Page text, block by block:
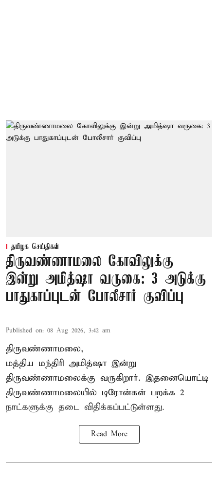
தமிழக செய்திகள்
திருவண்ணாமலை கோவிலுக்கு
இன்று அமித்ஷா வருகை: 3 அடுக்கு
பாதுகாப்புடன் போலீசார் குவிப்பு
Published on: 08 Aug 2026, 3:42 am
திருவண்ணாமலை,
மத்திய மந்திரி அமித்ஷா இன்று
திருவண்ணாமலைக்கு வருகிறார். இதனையொட்டி
திருவண்ணாமலையில் டிரோன்கள் பறக்க 2
நாட்களுக்கு தடை விதிக்கப்பட்டுள்ளது.
Read More